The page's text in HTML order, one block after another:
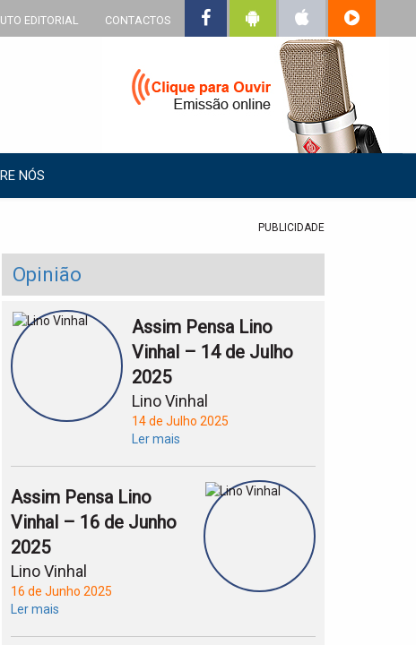
EDITORIAL CONTACTOS
NÓS
PUBLICIDADE
Opinião
Assim Pensa Lino
Vinhal – 14 de Julho
2025
Lino Vinhal
14 de Julho 2025
Ler mais
Assim Pensa Lino
Vinhal – 16 de Junho
2025
Lino Vinhal
16 de Junho 2025
Ler mais